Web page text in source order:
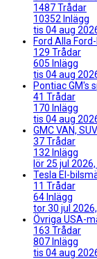
1487Trådar
10352 Inlägg
tis 04 aug
Ford Alla
129 Trådar
605 Inlägg
tis 04 aug
PontiacGM's
41 Trådar
170 Inlägg
tis 04 aug
GMCVAN,
37Trådar
132 Inlägg
lör 25 jul
Tesla El-
11 Trådar
64Inlägg
tor 30 jul
Övriga USA-
163 Trådar
807Inlägg
tis 04 aug